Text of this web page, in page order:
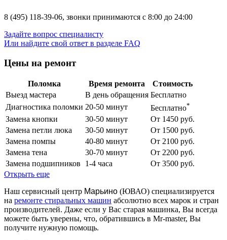
8 (495) 118-39-06, звонки принимаются с 8:00 до 24:00
Задайте вопрос специалисту
Или найдите свой ответ в разделе FAQ
Цены на ремонт
Поломка Время ремонта
Стоимость
Выезд мастера
В день обращения Бесплатно
Диагностика поломки 20-50 минут Бесплатно*
Замена кнопки 30-50 минут
От 1450 руб.
Замена петли люка
30-50 минут
От 1500 руб.
Замена помпы
40-80 минут
От 2100 руб.
Замена тена
30-70 минут
От 2200 руб.
Замена подшипников
1-4 часа
От 3500 руб.
Открыть еще
Наш сервисный центр Марьино (ЮВАО) специализируется
на ремонте стиральных машин абсолютно всех марок и стран
производителей. Даже если у Вас старая машинка, Вы всегда
можете быть уверены, что, обратившись в Mr-master, Вы
получите нужную помощь.